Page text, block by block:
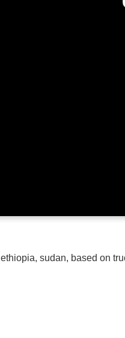
ethiopia, sudan, based on